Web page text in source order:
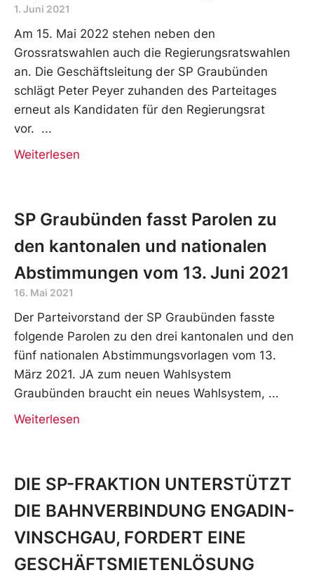
1. Juni 2021
Am 15. Mai 2022 stehen neben den
Grossratswahlen auch die Regierungsratswahlen
an. Die Geschäftsleitung der SP Graubünden
schlägt Peter Peyer zuhanden des Parteitages
erneut als Kandidaten für den Regierungsrat
vor.
Weiterlesen
SP Graubünden fasst Parolen zu
den kantonalen und nationalen
Abstimmungen vom 13. Juni 2021
16. Mai 2021
Der Parteivorstand der SP Graubünden fasste
folgende Parolen zu den drei kantonalen und den
fünf nationalen Abstimmungsvorlagen vom 13.
März 2021. JA zum neuen Wahlsystem
Graubünden braucht ein neues Wahlsystem,
Weiterlesen
DIE SP-FRAKTION UNTERSTÜTZT
DIE BAHNVERBINDUNG ENGADIN-
VINSCHGAU, FORDERT EINE
GESCHÄFTSMIETENLÖSUNG